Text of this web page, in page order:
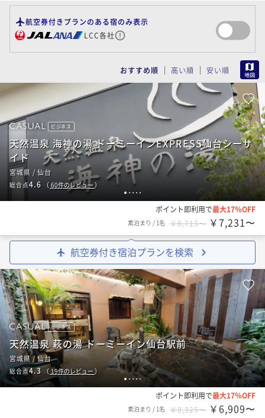
航空券付きプランのある宿のみ表示
LCC各社
おすすめ順 高い順 安い順
1 2 3 4 5
ビジネス
天然温泉 海神の湯 ドーミーインEXPRESS仙台シーサ
イド
宮城県 / 仙台
総合点4.6 （ 60件のレビュー）
ポイント即利用で最大17％OFF
素泊まり / 1名 ￥8,713〜 ￥7,231〜
航空券付き宿泊プランを検索
1 2 3 4 5
ビジネス
天然温泉 萩の湯 ドーミーイン仙台駅前
宮城県 / 仙台
総合点4.3 （ 19件のレビュー）
ポイント即利用で最大17％OFF
素泊まり / 1名 ￥8,325〜 ￥6,909〜